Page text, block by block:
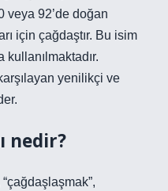
veya 92’de doğan
için çağdaştır. Bu isim
kullanılmaktadır.
yenilikçi ve
nedir?